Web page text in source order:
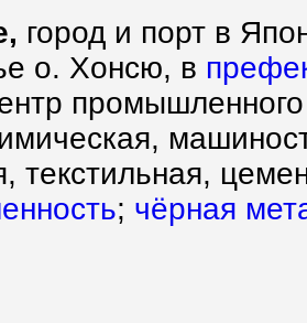
город и порт в
о. Хонсю, в
текстильная,
; чёрная